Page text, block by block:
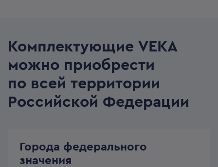
Комплектующие VEKA
можно приобрести
по всей территории
Российской Федерации
Города федерального
значения